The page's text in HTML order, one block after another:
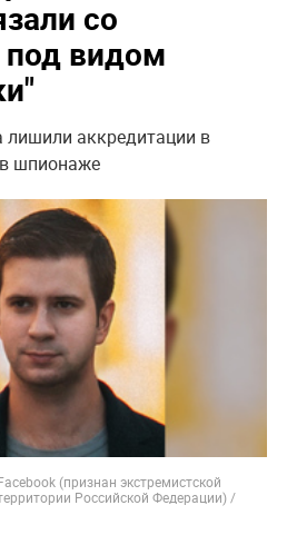
со
видом
аккредитации в
шпионаже
(признан экстремистской
Российской Федерации) /